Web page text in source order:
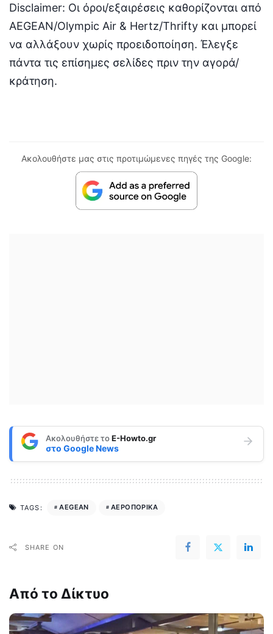
Disclaimer: Οι όροι/εξαιρέσεις καθορίζονται από
AEGEAN/Olympic Air & Hertz/Thrifty και μπορεί
να αλλάξουν χωρίς προειδοποίηση. Έλεγξε
πάντα τις επίσημες σελίδες πριν την αγορά/
κράτηση.
Ακολουθήστε μας στις προτιμώμενες πηγές της Google:
Ακολουθήστε τοE-Howto.gr
στο Google News
TAGS: AEGEAN ΑΕΡΟΠΟΡΙΚΑ
SHARE ON
Από το Δίκτυο